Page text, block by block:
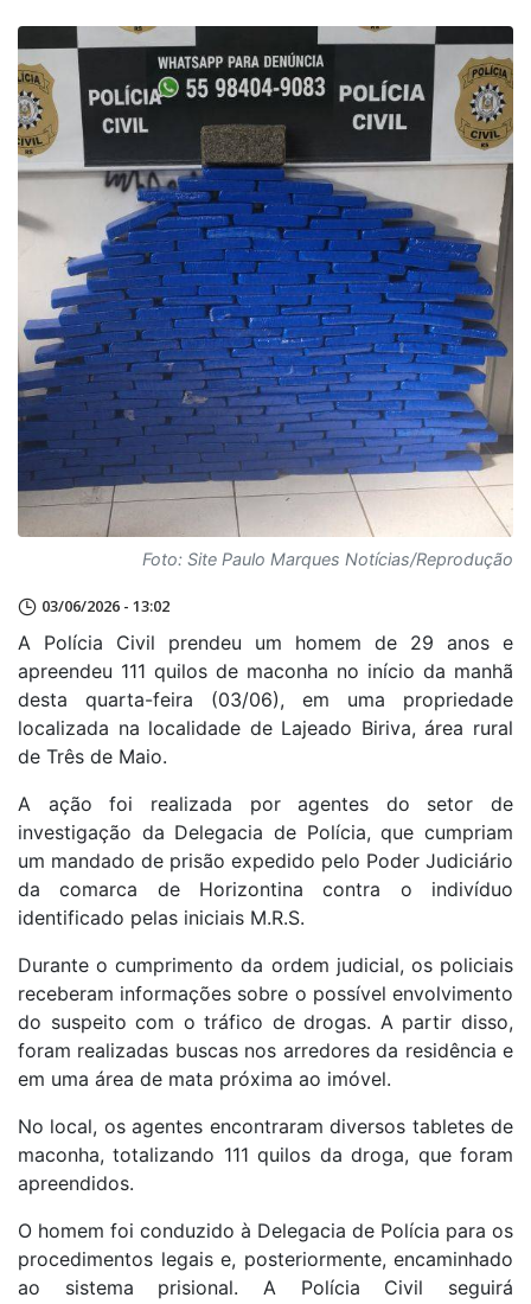
Foto: Site Paulo Marques Notícias/Reprodução
03/06/2026 - 13:02
A Polícia Civil prendeu um homem de 29 anos e
apreendeu 111 quilos de maconha no início da manhã
desta quarta-feira (03/06), em uma propriedade
localizada na localidade de Lajeado Biriva, área rural
de Três de Maio.
A ação foi realizada por agentes do setor de
investigação da Delegacia de Polícia, que cumpriam
um mandado de prisão expedido pelo Poder Judiciário
da comarca de Horizontina contra o indivíduo
identificado pelas iniciais M.R.S.
Durante o cumprimento da ordem judicial, os policiais
receberam informações sobre o possível envolvimento
do suspeito com o tráfico de drogas. A partir disso,
foram realizadas buscas nos arredores da residência e
em uma área de mata próxima ao imóvel.
No local, os agentes encontraram diversos tabletes de
maconha, totalizando 111 quilos da droga, que foram
apreendidos.
O homem foi conduzido à Delegacia de Polícia para os
procedimentos legais e, posteriormente, encaminhado
ao sistema prisional. A Polícia Civil seguirá